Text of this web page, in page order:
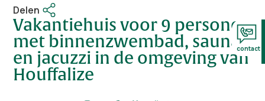
Delen
Vakantiehuis voor 9 personen
met binnenzwembad, sauna
en jacuzzi in de omgeving van
Houffalize
contact